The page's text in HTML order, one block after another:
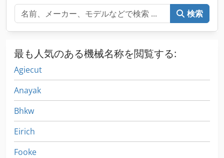
検索
最も人気のある機械名称を閲覧する:
Agiecut
Anayak
Bhkw
Eirich
Fooke